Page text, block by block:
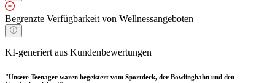
Begrenzte Verfügbarkeit von Wellnessangeboten
KI-generiert aus Kundenbewertungen
"Unsere Teenager waren begeistert vom Sportdeck, der Bowlingbahn und den